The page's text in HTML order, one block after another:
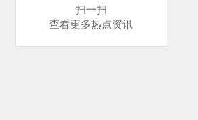
扫一扫
查看更多热点资讯